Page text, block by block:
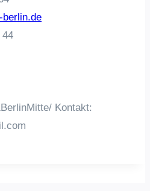
berlin.de
44
Kontakt: